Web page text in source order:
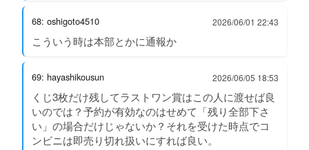
68: oshigoto4510 2026/06/01 22:43
こういう時は本部とかに通報か
69: hayashikousun 2026/06/05 18:53
くじ3枚だけ残してラストワン賞はこの人に渡せば良
いのでは？予約が有効なのはせめて「残り全部下さ
い」の場合だけじゃないか？それを受けた時点でコ
ンビニは即売り切れ扱いにすれば良い。